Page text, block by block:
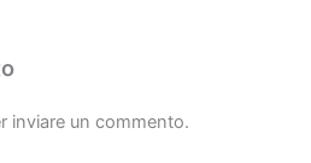
inviare un commento.